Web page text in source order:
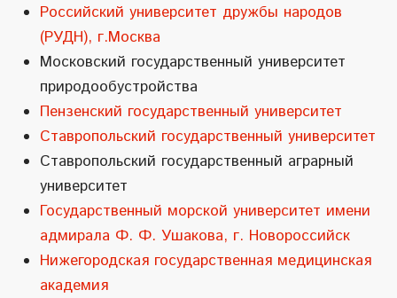
Российский университет дружбы народов
(РУДН), г.Москва
Московский государственный университет
природообустройства
Пензенский государственный университет
Ставропольский государственный университет
Ставропольский государственный аграрный
университет
Государственный морской университет имени
адмирала Ф. Ф. Ушакова, г. Новороссийск
Нижегородская государственная медицинская
академия